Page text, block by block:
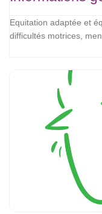
Equitation adaptée et
difficultés motrices,